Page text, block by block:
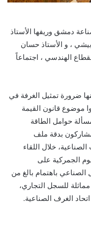
دمشق وريفها الأستاذ
، و الأستاذ حسان
الهندسي ، اجتماعاً
ضرورة تمثيل الغرفة في
موضوع قانون القيمة
حوامل الطاقة
بدقة ملف
خلال اللقاء
الجمركية على
باهتمام بالغ من
للسجل التجاري،
الغرف الصناعية.